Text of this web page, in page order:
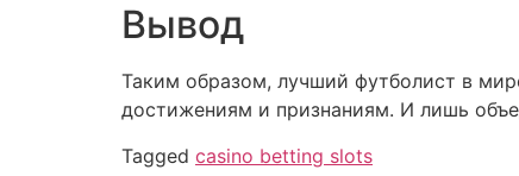
Вывод
Таким образом, лучший футболист в
достижениям и признаниям. И лишь
Tagged casino betting slots